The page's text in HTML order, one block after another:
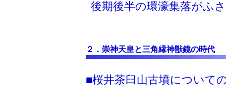
後期後半の環濠集落がふ
２．崇神天皇と三角縁神獣鏡の時代
■桜井茶臼山古墳について